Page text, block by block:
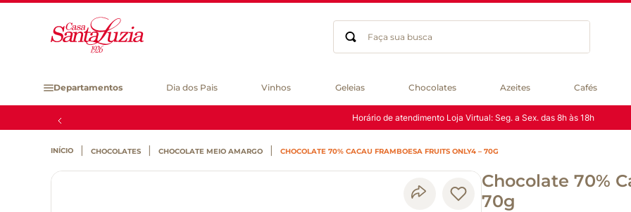
Faça sua busca
Departamentos Dia dos Pais Vinhos Geleias Chocolates Azeites Cafés
Horário de atendimento Loja Virtual: Seg. a Sex. das 8h às 18h
CHOCOLATES CHOCOLATE MEIO AMARGO CHOCOLATE 70% CACAU FRAMBOESA FRUITS ONLY4 – 70G
Chocolate 70%
70g
gluten
chá